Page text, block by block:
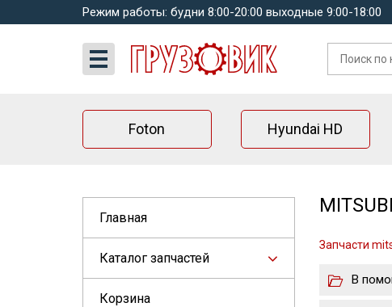
Режим работы: будни 8:00-20:00 выходные 9:00-18:00
Foton Hyundai HD
Главная
Каталог запчастей
Корзина
Запчасти
В